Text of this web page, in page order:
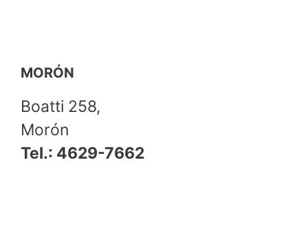
MORÓN
Boatti 258,
Morón
Tel.: 4629-7662